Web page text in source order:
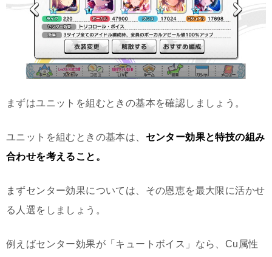
まずはユニットを組むときの基本を確認しましょう。
ユニットを組むときの基本は、 センター効果と特技の組み
合わせを考えること。
まずセンター効果については、その恩恵を最大限に活かせ
る人選をしましょう。
例えばセンター効果が「キュートボイス」なら、Cu属性